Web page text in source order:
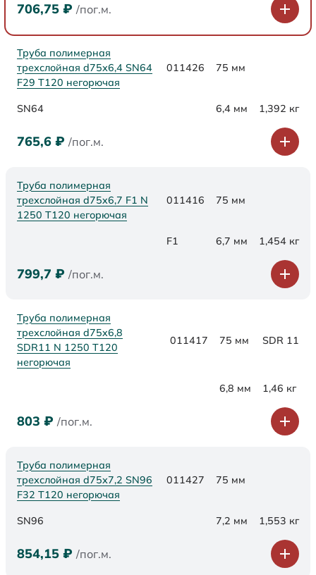
706,75 ₽ /пог.м.
Труба полимерная
трехслойная d75х6,4 SN64
F29 Т120 негорючая
011426 75 мм
SN64 6,4 мм 1,392 кг
765,6 ₽ /пог.м.
Труба полимерная
трехслойная d75x6,7 F1 N
1250 Т120 негорючая
011416 75 мм
F1 6,7 мм 1,454 кг
799,7 ₽ /пог.м.
Труба полимерная
трехслойная d75x6,8
SDR11 N 1250 Т120
негорючая
011417 75 мм SDR 11
6,8 мм 1,46 кг
803 ₽ /пог.м.
Труба полимерная
трехслойная d75х7,2 SN96
F32 Т120 негорючая
011427 75 мм
SN96 7,2 мм 1,553 кг
854,15 ₽ /пог.м.